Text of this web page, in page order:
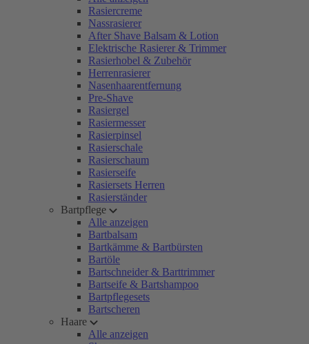
Rasiercreme
Nassrasierer
After Shave Balsam & Lotion
Elektrische Rasierer & Trimmer
Rasierhobel & Zubehör
Herrenrasierer
Nasenhaarentfernung
Pre-Shave
Rasiergel
Rasiermesser
Rasierpinsel
Rasierschale
Rasierschaum
Rasierseife
Rasiersets Herren
Rasierständer
Bartpflege
Alle anzeigen
Bartbalsam
Bartkämme & Bartbürsten
Bartöle
Bartschneider & Barttrimmer
Bartseife & Bartshampoo
Bartpflegesets
Bartscheren
Haare
Alle anzeigen